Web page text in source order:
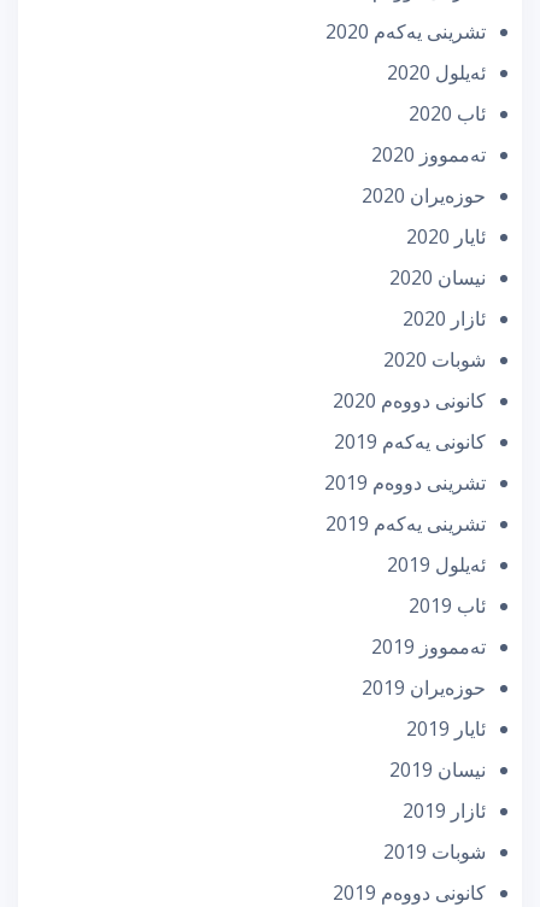
تشرینی یه‌كه‌م 2020
ئه‌یلول 2020
ئاب 2020
تەممووز 2020
حوزه‌یران 2020
ئایار 2020
نیسان 2020
ئازار 2020
شوبات 2020
كانونی دووه‌م 2020
كانونی یه‌كه‌م 2019
تشرینی دووه‌م 2019
تشرینی یه‌كه‌م 2019
ئه‌یلول 2019
ئاب 2019
تەممووز 2019
حوزه‌یران 2019
ئایار 2019
نیسان 2019
ئازار 2019
شوبات 2019
كانونی دووه‌م 2019